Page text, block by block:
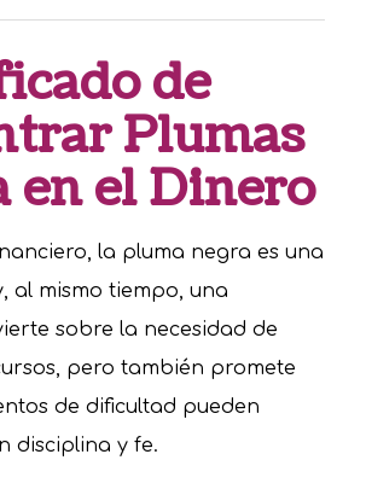
de
Plumas
en el Dinero
la pluma negra es una
al mismo tiempo, una
sobre la necesidad de
pero también promete
de dificultad pueden
disciplina y fe.